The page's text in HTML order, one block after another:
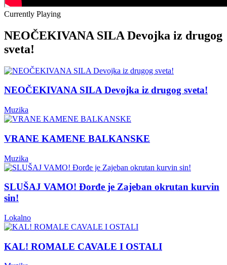
Currently Playing
NEOČEKIVANA SILA Devojka iz drugog
sveta!
NEOČEKIVANA SILA Devojka iz drugog sveta!
Muzika
VRANE KAMENE BALKANSKE
Muzika
SLUŠAJ VAMO! Đorđe je Zajeban okrutan kurvin
sin!
Lokalno
KAL! ROMALE CAVALE I OSTALI